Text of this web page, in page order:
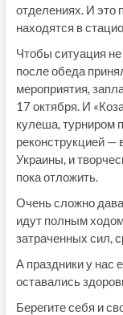
отделениях. И это
находятся в
Чтобы ситуация
после обеда
мероприятия,
17 октября. И
кулеша, турниром
реконструкцией —
Украины, и
пока отложить.
Очень сложно
идут полным
затраченных сил,
А праздники у нас
оставались
Берегите себя и